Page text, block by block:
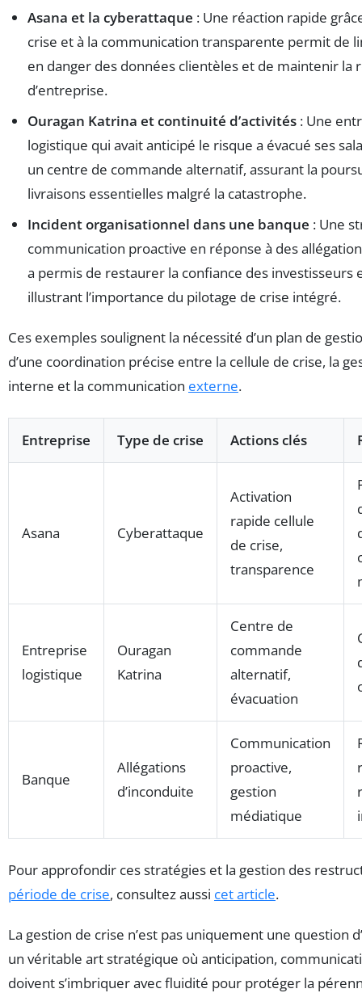
Asana et la cyberattaque : Une réaction rapide
crise et à la communication transparente permit de
en danger des données clientèles et de maintenir la
d’entreprise.
Ouragan Katrina et continuité d’activités : Une
logistique qui avait anticipé le risque a évacué ses
un centre de commande alternatif, assurant la
livraisons essentielles malgré la catastrophe.
Incident organisationnel dans une banque : Une
communication proactive en réponse à des
a permis de restaurer la confiance des investisseurs
illustrant l’importance du pilotage de crise intégré.
Ces exemples soulignent la nécessité d’un plan de
d’une coordination précise entre la cellule de crise, la
interne et la communication externe.
Entreprise Type de crise Actions clés
Asana Cyberattaque
Activation
rapide cellule
de crise,
transparence
Entreprise
logistique
Ouragan
Katrina
Centre de
commande
alternatif,
évacuation
Banque
Allégations
d’inconduite
Communication
proactive,
gestion
médiatique
Pour approfondir ces stratégies et la gestion des
période de crise, consultez aussi cet article.
La gestion de crise n’est pas uniquement une question
un véritable art stratégique où anticipation,
doivent s’imbriquer avec fluidité pour protéger la